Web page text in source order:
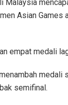
Malaysia
Asian Games
empat medali
medali
semifinal.